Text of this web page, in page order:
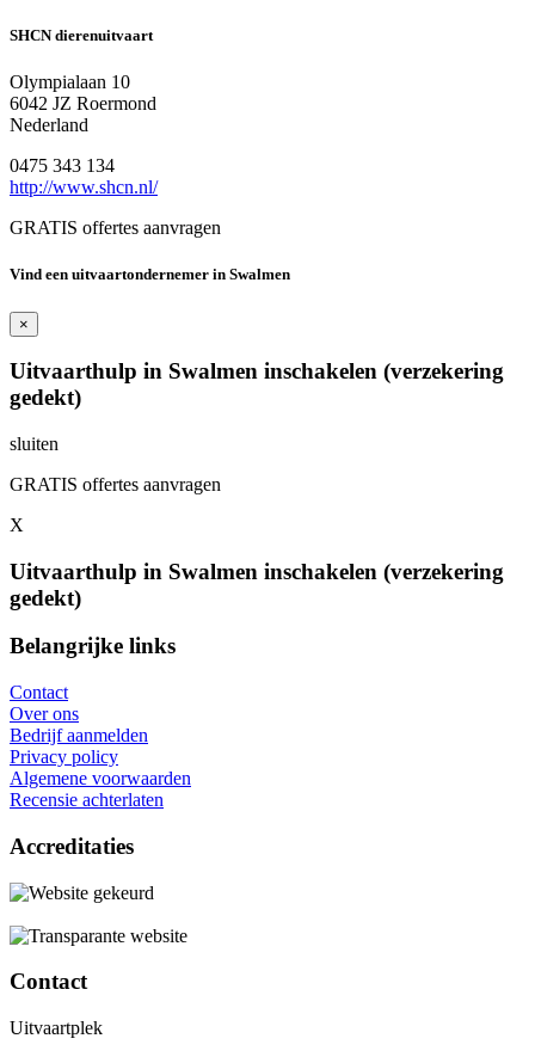
SHCN dierenuitvaart
Olympialaan 10
6042 JZ Roermond
Nederland
0475 343 134
http://www.shcn.nl/
GRATIS offertes aanvragen
Vind een uitvaartondernemer in Swalmen
×
Uitvaarthulp in Swalmen inschakelen (verzekering
gedekt)
sluiten
GRATIS offertes aanvragen
X
Uitvaarthulp in Swalmen inschakelen (verzekering
gedekt)
Belangrijke links
Contact
Over ons
Bedrijf aanmelden
Privacy policy
Algemene voorwaarden
Recensie achterlaten
Accreditaties
Contact
Uitvaartplek